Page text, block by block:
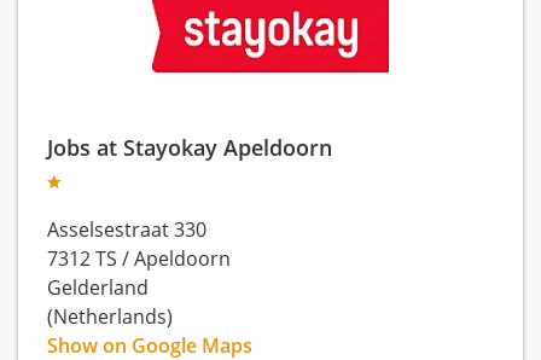
Jobs at Stayokay Apeldoorn
Asselsestraat 330
7312 TS /Apeldoorn
Gelderland
(Netherlands)
Show on Google Maps